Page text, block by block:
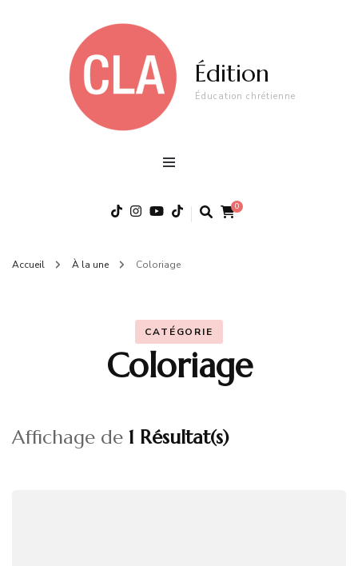
Édition
Éducation chrétienne
0
Accueil À la une Coloriage
CATÉGORIE
Coloriage
Affichage de 1 Résultat(s)